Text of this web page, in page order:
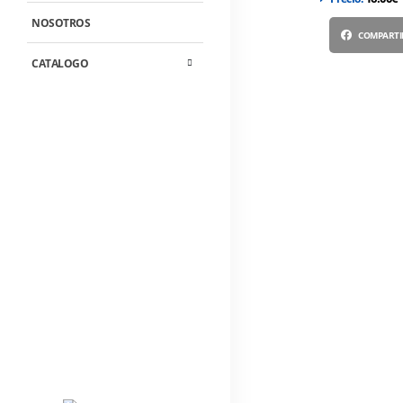
NOSOTROS
CATALOGO